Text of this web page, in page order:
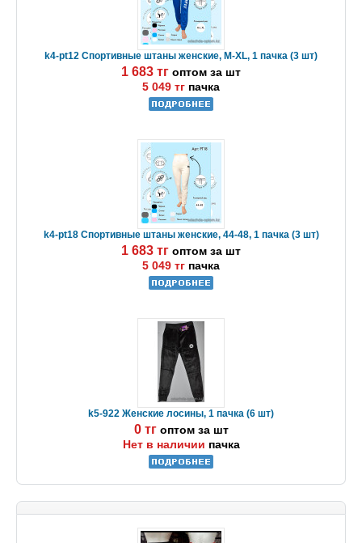
k4-pt12 Спортивные штаны женские, M-XL, 1 пачка (3 шт)
1 683 тг оптом за шт
5 049 тг пачка
k4-pt18 Спортивные штаны женские, 44-48, 1 пачка (3 шт)
1 683 тг оптом за шт
5 049 тг пачка
k5-922 Женские лосины, 1 пачка (6 шт)
0 тг оптом за шт
Нет в наличии пачка